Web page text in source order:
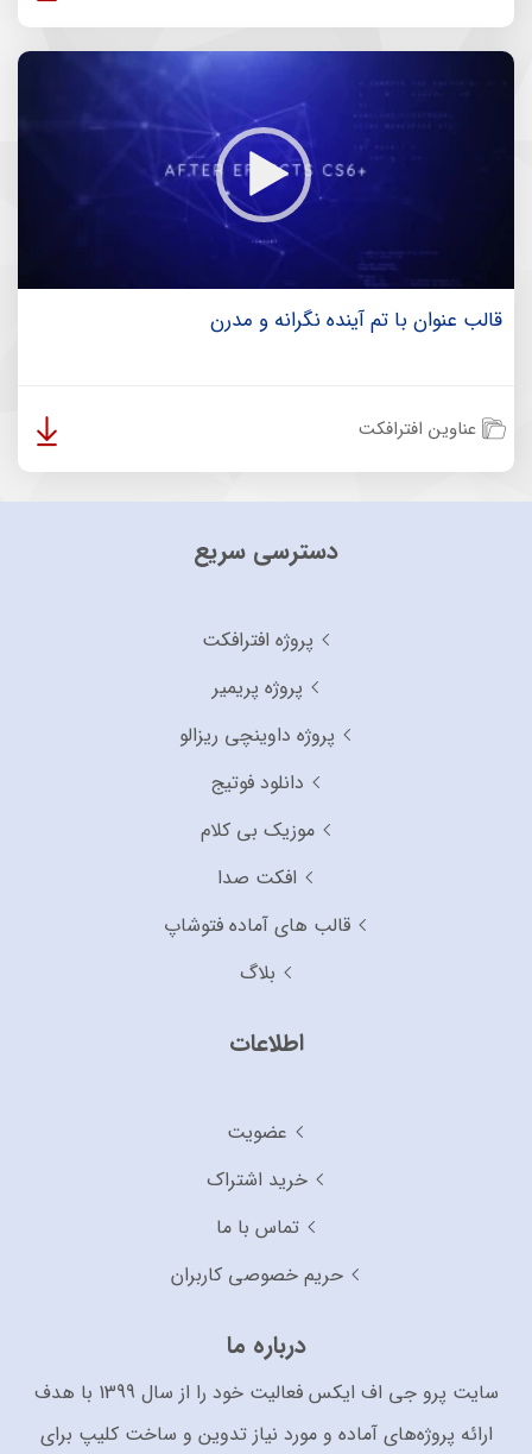
قالب عنوان با تم آینده نگرانه و مدرن
عناوین افترافکت
دسترسی سریع
پروژه افترافکت
پروژه پریمیر
پروژه داوینچی ریزالو
دانلود فوتیج
موزیک بی کلام
افکت صدا
قالب های آماده فتوشاپ
بلاگ
اطلاعات
عضویت
خرید اشتراک
تماس با ما
حریم خصوصی کاربران
درباره ما
سایت پرو جی اف ایکس فعالیت خود را از سال 1399 با هدف
ارائه پروژه‌های آماده و مورد نیاز تدوین و ساخت کلیپ برای